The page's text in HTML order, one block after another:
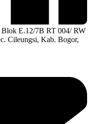
Blok E.12/7B RT 004/ RW
Cileungsi, Kab. Bogor,